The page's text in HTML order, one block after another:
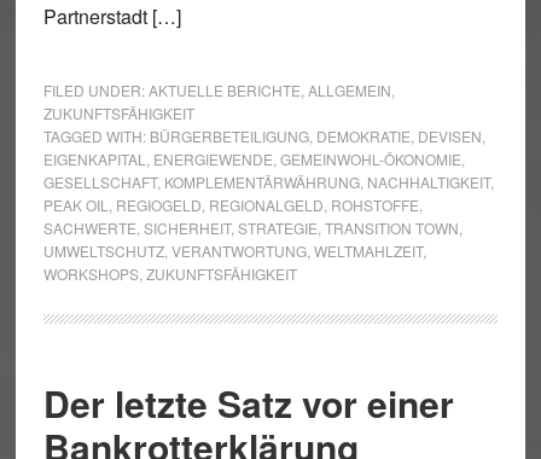
Partnerstadt […]
FILED UNDER:AKTUELLE BERICHTE ALLGEMEIN
ZUKUNFTSFÄHIGKEIT
TAGGED WITH: BÜRGERBETEILIGUNG, DEMOKRATIE DEVISEN
EIGENKAPITAL
ENERGIEWENDE GEMEINWOHL-ÖKONOMIE
GESELLSCHAFT, KOMPLEMENTÄRWÄHRUNG, NACHHALTIGKEIT,
PEAK OIL
REGIOGELD REGIONALGELD ROHSTOFFE
SACHWERTE SICHERHEIT, STRATEGIE TRANSITION TOWN
UMWELTSCHUTZ, VERANTWORTUNG, WELTMAHLZEIT,
WORKSHOPS, ZUKUNFTSFÄHIGKEIT
Der letzte Satz vor einer
Bankrotterklärung